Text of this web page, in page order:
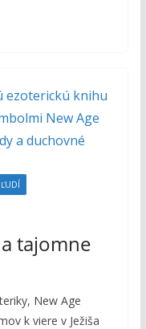
tajomne
New Age
k viere v Ježiša